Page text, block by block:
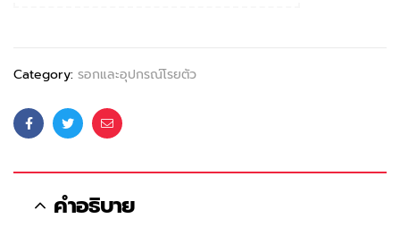
Category: รอกและอุปกรณ์โรยตัว
FacebookTwitterEmail
คำอธิบาย